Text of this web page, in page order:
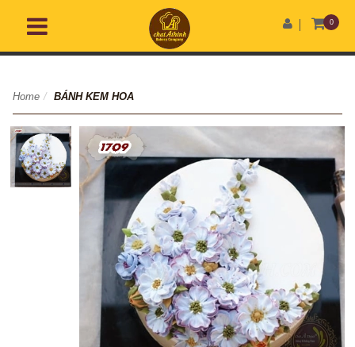
0
Home / BÁNH KEM HOA